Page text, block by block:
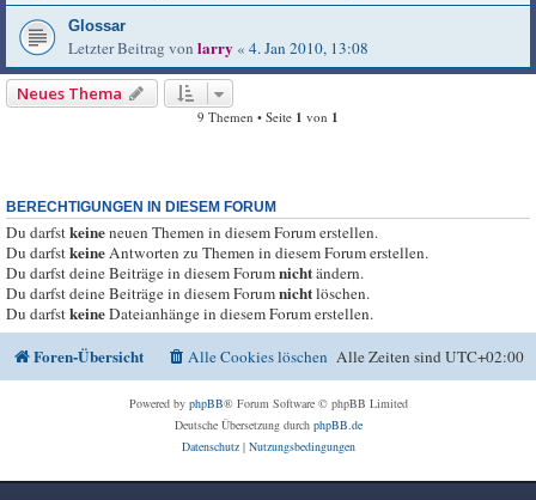
Glossar
Letzter Beitrag von larry « 4. Jan 2010, 13:08
Neues Thema
9 Themen • Seite 1 von 1
BERECHTIGUNGEN IN DIESEM FORUM
Du darfstkeineneuen Themen in diesem Forum erstellen.
Du darfstkeineAntworten zu Themen in diesem Forum erstellen.
Du darfst deine Beiträge in diesem Forumnichtändern.
Du darfst deine Beiträge in diesem Forumnichtlöschen.
Du darfstkeineDateianhänge in diesem Forum erstellen.
Foren-Übersicht Alle Zeiten sindUTC+02:00
Alle Cookies löschen
Powered by phpBB® Forum Software © phpBB Limited
Deutsche Übersetzung durch phpBB.de
Datenschutz| Nutzungsbedingungen